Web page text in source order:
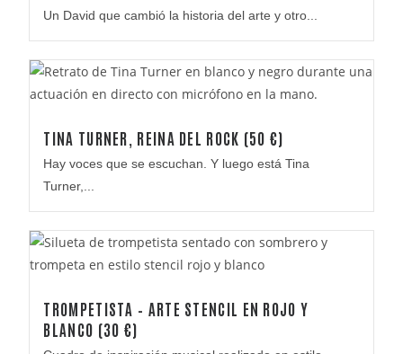
Un David que cambió la historia del arte y otro...
TINA TURNER, REINA DEL ROCK (50 €)
Hay voces que se escuchan. Y luego está Tina
Turner,...
TROMPETISTA – ARTE STENCIL EN ROJO Y
BLANCO (30 €)